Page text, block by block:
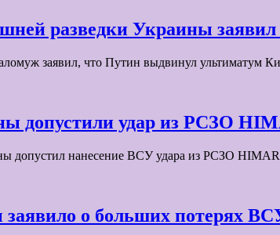
разведки Украины
заявил, что Путин выдвинул
допустили удар из РСЗО
допустил нанесение ВСУ удара из РСЗО
о больших потерях